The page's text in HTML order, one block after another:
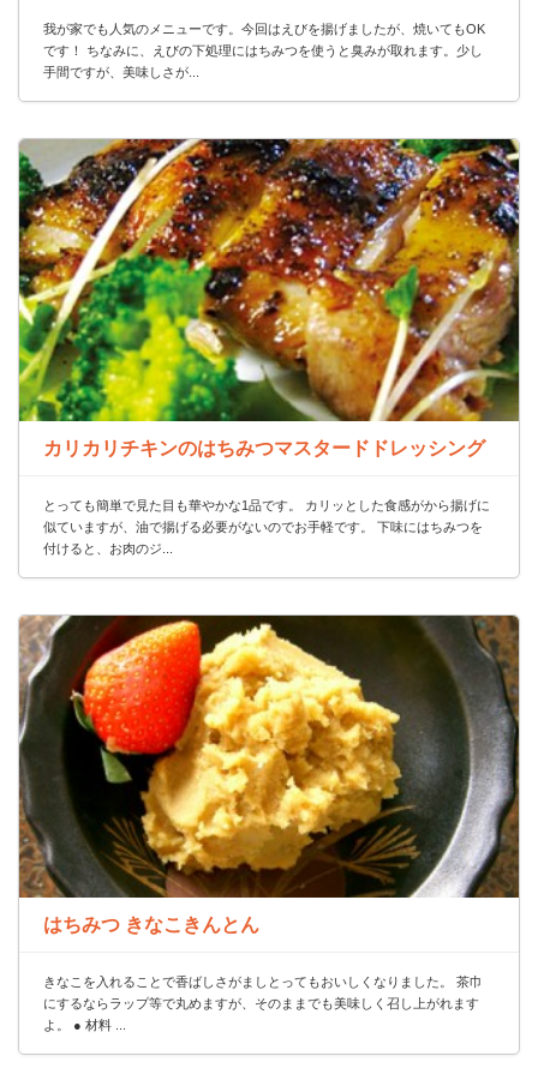
我が家でも人気のメニューです。今回はえびを揚げましたが、焼いてもOK
です！ ちなみに、えびの下処理にはちみつを使うと臭みが取れます。少し
手間ですが、美味しさが...
カリカリチキンのはちみつマスタードドレッシング
とっても簡単で見た目も華やかな1品です。 カリッとした食感がから揚げに
似ていますが、油で揚げる必要がないのでお手軽です。 下味にはちみつを
付けると、お肉のジ...
はちみつ きなこきんとん
きなこを入れることで香ばしさがましとってもおいしくなりました。 茶巾
にするならラップ等で丸めますが、そのままでも美味しく召し上がれます
よ。 ● 材料 ...